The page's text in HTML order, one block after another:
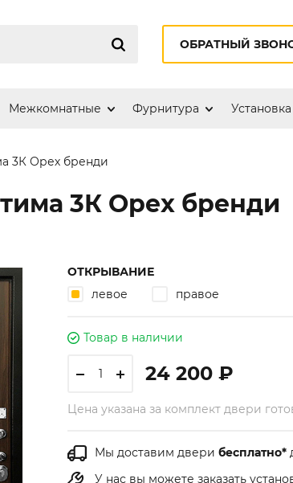
ОБРАТНЫЙ
Межкомнатные Фурнитура Установка
3К Орех бренди
3К Орех бренди
ОТКРЫВАНИЕ
левое
правое
Товар в наличии
24 200 ₽
Цена указана за комплект двери
Мы доставим дверибесплатно*
У нас вы можете заказать